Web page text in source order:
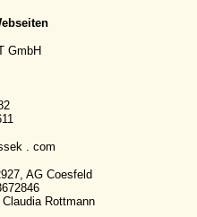
GmbH
. com
AG Coesfeld
Rottmann